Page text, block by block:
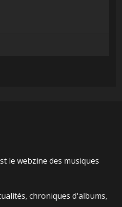
le webzine des musiques
chroniques d'albums,